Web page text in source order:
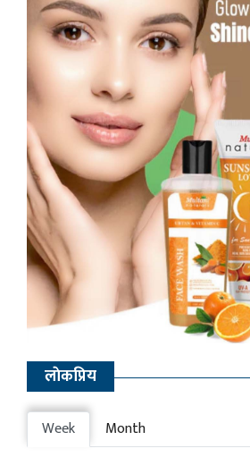
लाेकप्रिय
Week Month